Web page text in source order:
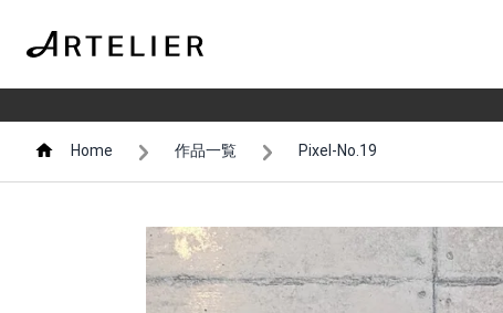
Home 作品一覧 Pixel-No.19